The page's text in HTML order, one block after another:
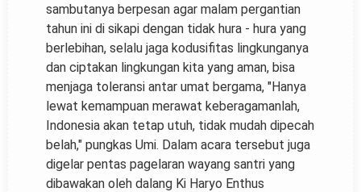
sambutanya berpesan agar malam pergantian
tahun ini di sikapi dengan tidak hura - hura yang
berlebihan, selalu jaga kodusifitas lingkunganya
dan ciptakan lingkungan kita yang aman, bisa
menjaga toleransi antar umat bergama, "Hanya
lewat kemampuan merawat keberagamanlah,
Indonesia akan tetap utuh, tidak mudah dipecah
belah," pungkas Umi. Dalam acara tersebut juga
digelar pentas pagelaran wayang santri yang
dibawakan oleh dalang Ki Haryo Enthus